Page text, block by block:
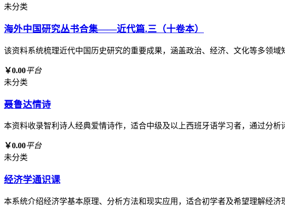
未分类
海外中国研究丛书合集——近代篇.三（十卷本）
该资料系统梳理近代中国历史研究的重要成果，涵盖政治、经济、文化等多领
￥0.00平台
未分类
聂鲁达情诗
本资料收录智利诗人经典爱情诗作，适合中级及以上西班牙语学习者，通过分
￥0.00平台
未分类
经济学通识课
本系统介绍经济学基本原理、分析方法和现实应用，适合初学者及希望理解经